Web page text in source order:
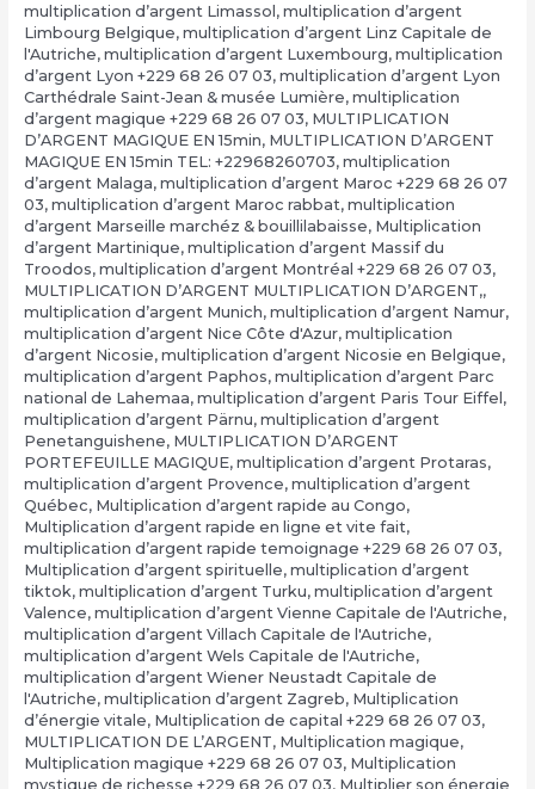
multiplication d’argent Limassol, multiplication d’argent
Limbourg Belgique, multiplication d’argent Linz Capitale de
l'Autriche, multiplication d’argent Luxembourg, multiplication
d’argent Lyon +229 68 26 07 03, multiplication d’argent Lyon
Carthédrale Saint-Jean & musée Lumière, multiplication
d’argent magique +229 68 26 07 03, MULTIPLICATION
D’ARGENT MAGIQUE EN 15min, MULTIPLICATION D’ARGENT
MAGIQUE EN 15min TEL: +22968260703, multiplication
d’argent Malaga, multiplication d’argent Maroc +229 68 26 07
03, multiplication d’argent Maroc rabbat, multiplication
d’argent Marseille marchéz & bouillilabaisse, Multiplication
d’argent Martinique, multiplication d’argent Massif du
Troodos, multiplication d’argent Montréal +229 68 26 07 03,
MULTIPLICATION D’ARGENT MULTIPLICATION D’ARGENT,,
multiplication d’argent Munich, multiplication d’argent Namur,
multiplication d’argent Nice Côte d'Azur, multiplication
d’argent Nicosie, multiplication d’argent Nicosie en Belgique,
multiplication d’argent Paphos, multiplication d’argent Parc
national de Lahemaa, multiplication d’argent Paris Tour Eiffel,
multiplication d’argent Pärnu, multiplication d’argent
Penetanguishene, MULTIPLICATION D’ARGENT
PORTEFEUILLE MAGIQUE, multiplication d’argent Protaras,
multiplication d’argent Provence, multiplication d’argent
Québec, Multiplication d’argent rapide au Congo,
Multiplication d’argent rapide en ligne et vite fait,
multiplication d’argent rapide temoignage +229 68 26 07 03,
Multiplication d’argent spirituelle, multiplication d’argent
tiktok, multiplication d’argent Turku, multiplication d’argent
Valence, multiplication d’argent Vienne Capitale de l'Autriche,
multiplication d’argent Villach Capitale de l'Autriche,
multiplication d’argent Wels Capitale de l'Autriche,
multiplication d’argent Wiener Neustadt Capitale de
l'Autriche, multiplication d’argent Zagreb, Multiplication
d’énergie vitale, Multiplication de capital +229 68 26 07 03,
MULTIPLICATION DE L’ARGENT, Multiplication magique,
Multiplication magique +229 68 26 07 03, Multiplication
mystique de richesse +229 68 26 07 03, Multiplier son énergie